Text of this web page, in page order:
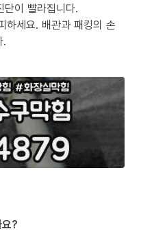
이 빨라집니다.
하세요. 배관과 패킹의 손
.
?